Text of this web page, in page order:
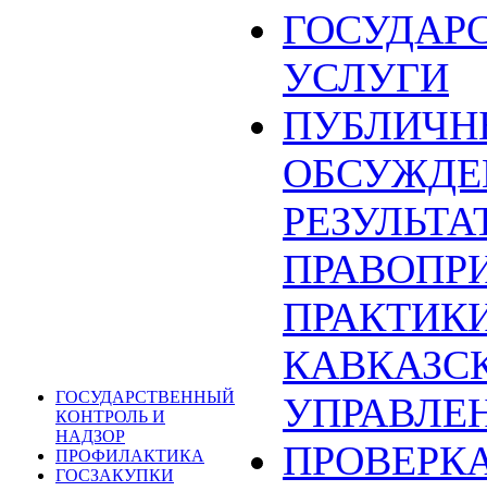
ГОСУДАРСТВЕННЫЙ
КОНТРОЛЬ И
НАДЗОР
ПРОФИЛАКТИКА
ГОСЗАКУПКИ
УСЛУГИ